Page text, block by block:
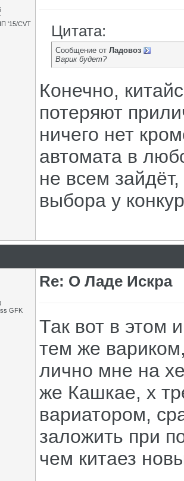
'15/CVT
Цитата:
Сообщение от Ладовоз
Варик будет?
Конечно,
потеряют
ничего нет
автомата в
не всем
выбора у
GFK
Re: О Ладе Искра
Так вот в этом
тем же
лично мне на
же Кашкае, х
вариатором,
заложить при
чем китаез